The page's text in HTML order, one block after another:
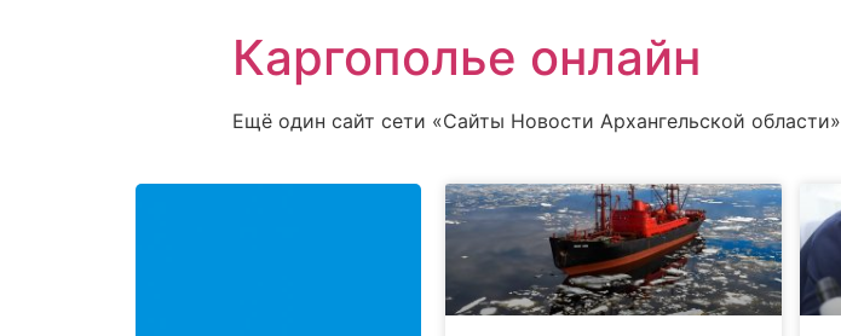
Каргополье онлайн
Ещё один сайт сети «Сайты Новости Архангельской области»